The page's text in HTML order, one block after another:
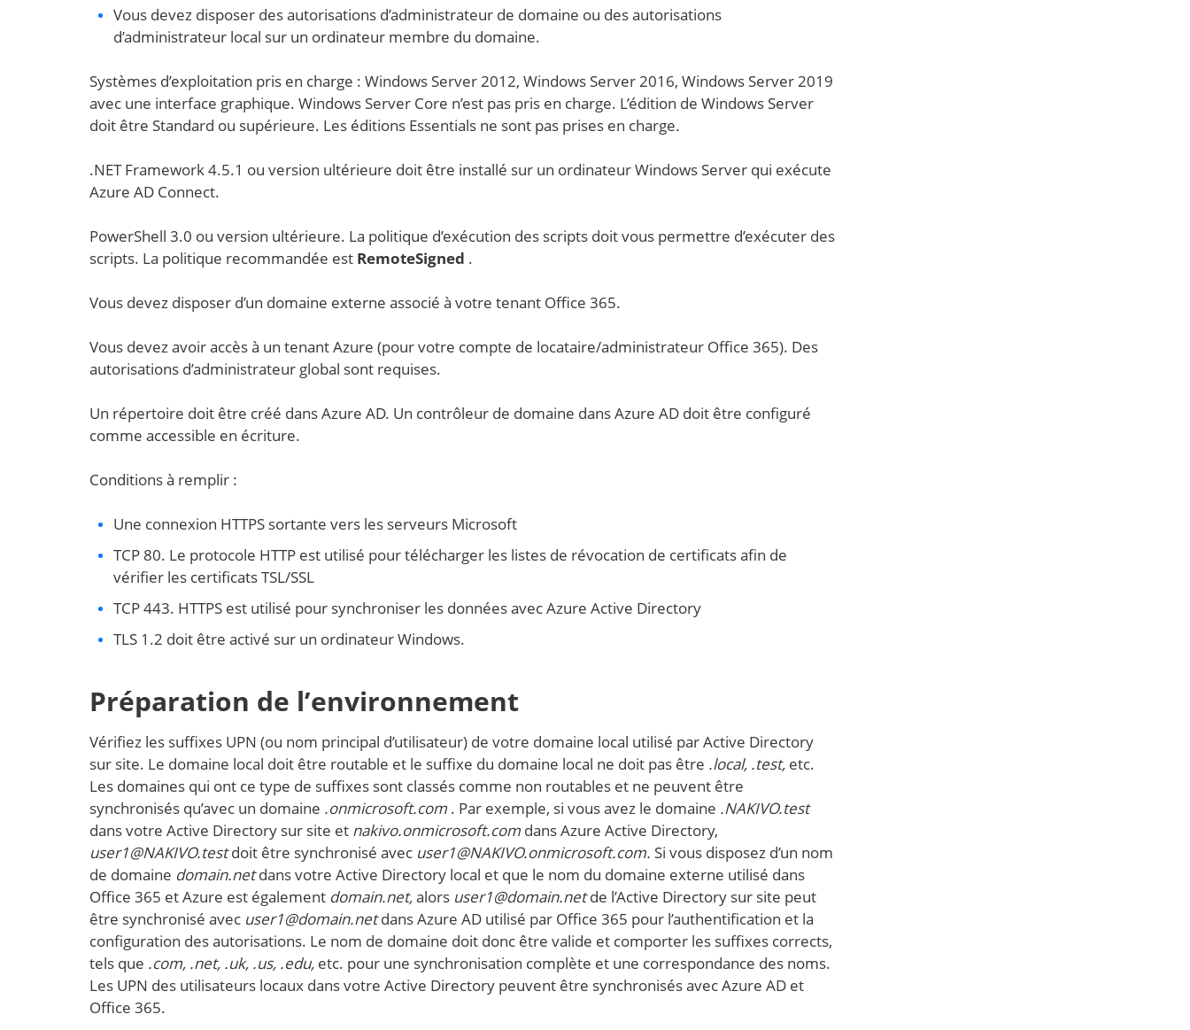
Vous devez disposer des autorisations d’administrateur de domaine ou des autorisations
d’administrateur local sur un ordinateur membre du domaine.
Systèmes d’exploitation pris en charge : Windows Server 2012, Windows Server 2016, Windows Server 2019
avec une interface graphique. Windows Server Core n’est pas pris en charge. L’édition de Windows Server
doit être Standard ou supérieure. Les éditions Essentials ne sont pas prises en charge.
.NET Framework 4.5.1 ou version ultérieure doit être installé sur un ordinateur Windows Server qui exécute
Azure AD Connect.
PowerShell 3.0 ou version ultérieure. La politique d’exécution des scripts doit vous permettre d’exécuter des
scripts. La politique recommandée est RemoteSigned .
Vous devez disposer d’un domaine externe associé à votre tenant Office 365.
Vous devez avoir accès à un tenant Azure (pour votre compte de locataire/administrateur Office 365). Des
autorisations d’administrateur global sont requises.
Un répertoire doit être créé dans Azure AD. Un contrôleur de domaine dans Azure AD doit être configuré
comme accessible en écriture.
Conditions à remplir :
Une connexion HTTPS sortante vers les serveurs Microsoft
TCP 80. Le protocole HTTP est utilisé pour télécharger les listes de révocation de certificats afin de
vérifier les certificats TSL/SSL
TCP 443. HTTPS est utilisé pour synchroniser les données avec Azure Active Directory
TLS 1.2 doit être activé sur un ordinateur Windows.
Préparation de l’environnement
Vérifiez les suffixes UPN (ou nom principal d’utilisateur) de votre domaine local utilisé par Active Directory
sur site. Le domaine local doit être routable et le suffixe du domaine local ne doit pas être .local, .test,etc.
Les domaines qui ont ce type de suffixes sont classés comme non routables et ne peuvent être
synchronisés qu’avec un domaine .onmicrosoft.com . Par exemple, si vous avez le domaine .NAKIVO.test
dans votre Active Directory sur site et nakivo.onmicrosoft.com dans Azure Active Directory,
user1@NAKIVO.testdoit être synchronisé avec user1@NAKIVO.onmicrosoft.com. Si vous disposez d’un nom
de domaine domain.netdans votre Active Directory local et que le nom du domaine externe utilisé dans
Office 365 et Azure est également domain.net,alors user1@domain.netde l’Active Directory sur site peut
être synchronisé avec user1@domain.netdans Azure AD utilisé par Office 365 pour l’authentification et la
configuration des autorisations. Le nom de domaine doit donc être valide et comporter les suffixes corrects,
tels que .com, .net, .uk, .us, .edu,etc. pour une synchronisation complète et une correspondance des noms.
Les UPN des utilisateurs locaux dans votre Active Directory peuvent être synchronisés avec Azure AD et
Office 365.